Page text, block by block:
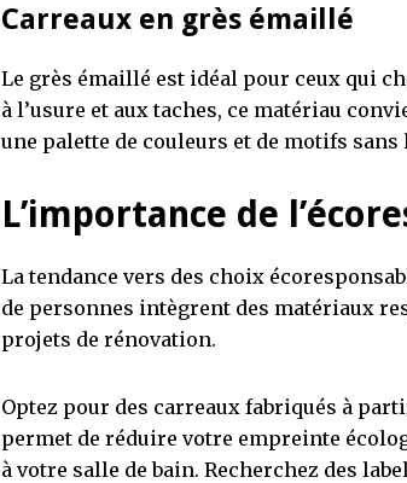
Carreaux en grès émaillé
Le grès émaillé est idéal pour ceux qui
à l’usure et aux taches, ce matériau
une palette de couleurs et de motifs
L’importance de
La tendance vers des choix
de personnes intègrent des matériaux
projets de rénovation.
Optez pour des carreaux fabriqués à
permet de réduire votre empreinte
à votre salle de bain. Recherchez des